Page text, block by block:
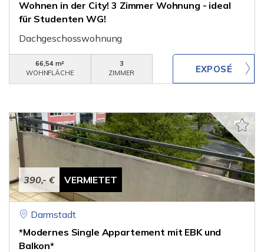
Wohnen in der City! 3 Zimmer Wohnung - ideal
für Studenten WG!
Dachgeschosswohnung
66,54 m²
WOHNFLÄCHE
3
ZIMMER
390,- € VERMIETET
Darmstadt
*Modernes Single Appartement mit EBK und
Balkon*